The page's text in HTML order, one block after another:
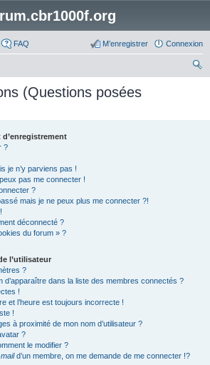
FAQ Connexion
M’enregistrer
(Questions posées
?
je n’y parviens pas !
pas me connecter !
?
mais je ne peux plus me connecter ?!
déconnecté ?
du forum » ?
l’utilisateur
?
d’apparaître dans la liste des membres connectés ?
!
et l’heure est toujours incorrecte !
!
à proximité de mon nom d’utilisateur ?
?
le modifier ?
d’un membre, on me demande de me connecter !?